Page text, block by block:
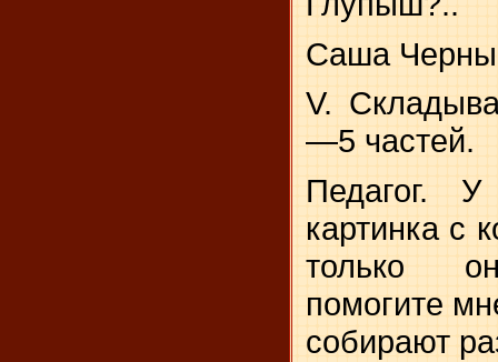
Саша
V.
—5 частей.
Педагог.
картинка с
только
помогите
собирают